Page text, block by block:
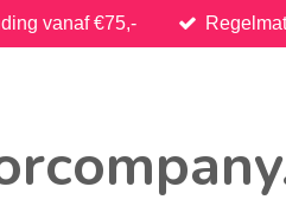
vanaf €75,-